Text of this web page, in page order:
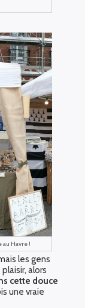
Havre !
les gens
alors
cette douce
une vraie